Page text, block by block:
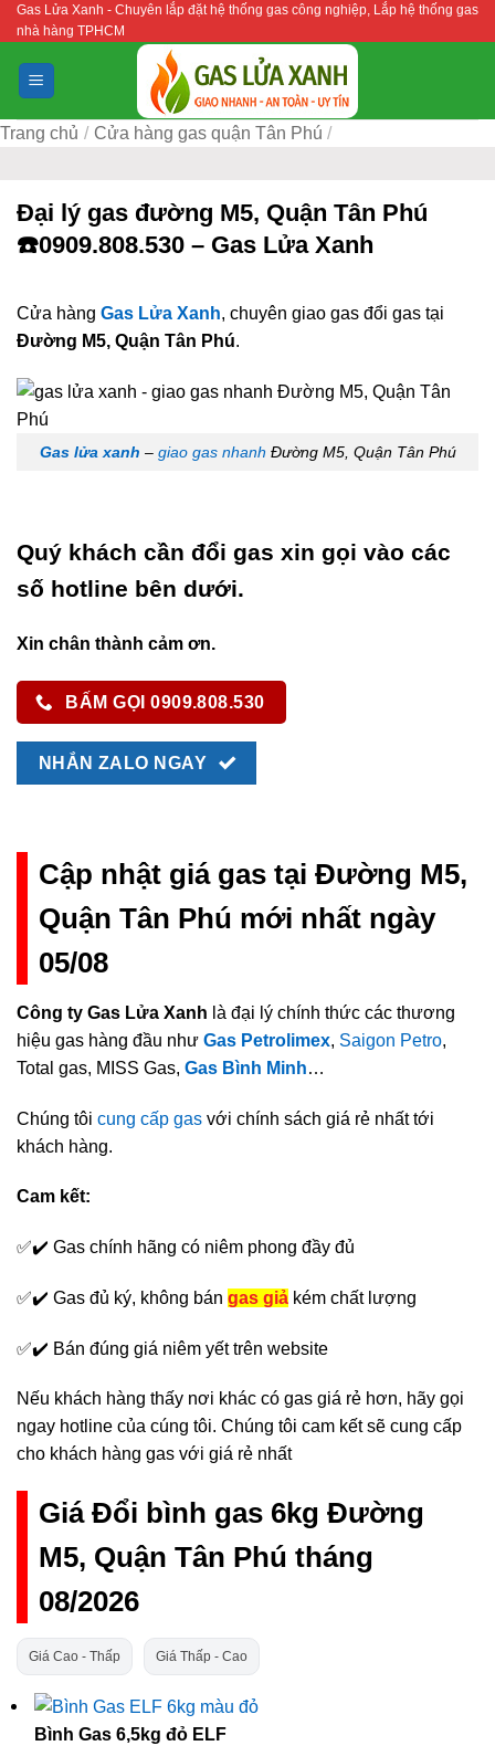
Bỏ
qua
nội
dung
Gas Lửa Xanh - Chuyên lắp đặt hệ thống gas công nghiệp, Lắp hệ thống gas
nhà hàng TPHCM
Trang chủ / Cửa hàng gas quận Tân Phú /
Đại lý gas đường M5, Quận Tân Phú
☎️0909.808.530 – Gas Lửa Xanh
Cửa hàng Gas Lửa Xanh, chuyên giao gas đổi gas tại
Đường M5, Quận Tân Phú.
Gas lửa xanh – giao gas nhanh Đường M5, Quận Tân Phú
Quý khách cần đổi gas xin gọi vào các
số hotline bên dưới.
Xin chân thành cảm ơn.
BẤM GỌI 0909.808.530
NHẮN ZALO NGAY
Cập nhật giá gas tại Đường M5,
Quận Tân Phú mới nhất ngày
05/08
Công ty Gas Lửa Xanh là đại lý chính thức các thương
hiệu gas hàng đầu như Gas Petrolimex, Saigon Petro,
Total gas, MISS Gas, Gas Bình Minh…
Chúng tôi cung cấp gas với chính sách giá rẻ nhất tới
khách hàng.
Cam kết:
✅✔️ Gas chính hãng có niêm phong đầy đủ
✅✔️ Gas đủ ký, không bán gas giả kém chất lượng
✅✔️ Bán đúng giá niêm yết trên website
Nếu khách hàng thấy nơi khác có gas giá rẻ hơn, hãy gọi
ngay hotline của cúng tôi. Chúng tôi cam kết sẽ cung cấp
cho khách hàng gas với giá rẻ nhất
Giá Đổi bình gas 6kg Đường
M5, Quận Tân Phú tháng
08/2026
Giá Cao - Thấp Giá Thấp - Cao
Bình Gas 6,5kg đỏ ELF